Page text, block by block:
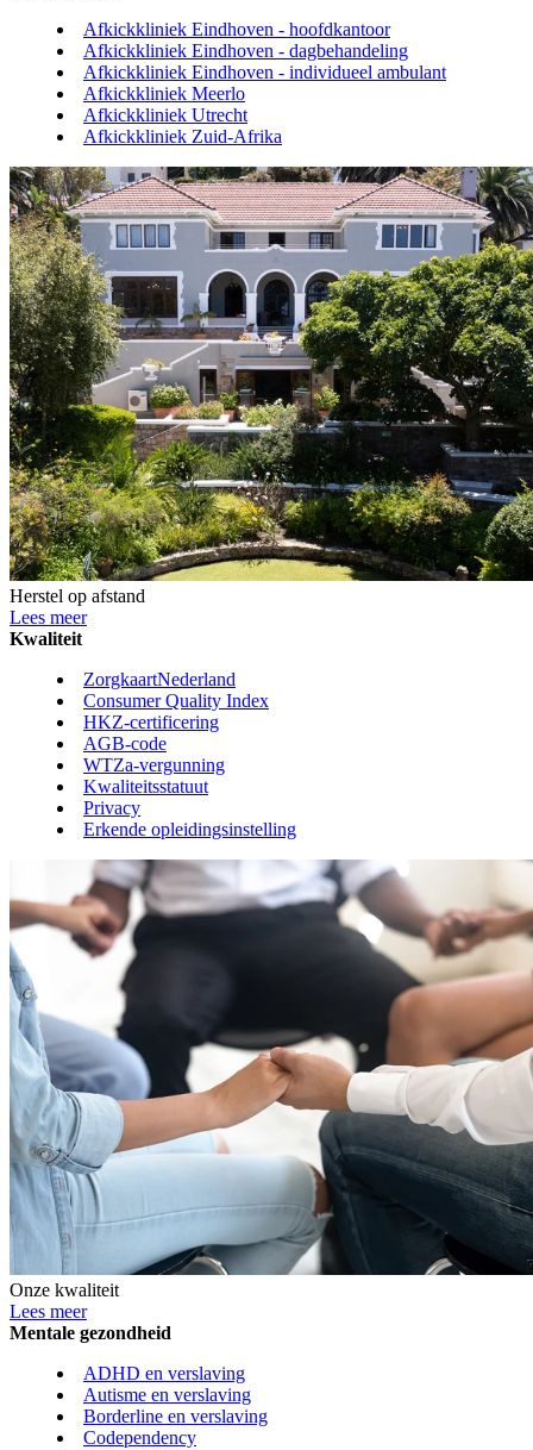
Afkickkliniek Eindhoven - hoofdkantoor
Afkickkliniek Eindhoven - dagbehandeling
Afkickkliniek Eindhoven - individueel ambulant
Afkickkliniek Meerlo
Afkickkliniek Utrecht
Afkickkliniek Zuid-Afrika
Herstel op afstand
Lees meer
Kwaliteit
ZorgkaartNederland
Consumer Quality Index
HKZ-certificering
AGB-code
WTZa-vergunning
Kwaliteitsstatuut
Privacy
Erkende opleidingsinstelling
Onze kwaliteit
Lees meer
Mentale gezondheid
ADHD en verslaving
Autisme en verslaving
Borderline en verslaving
Codependency